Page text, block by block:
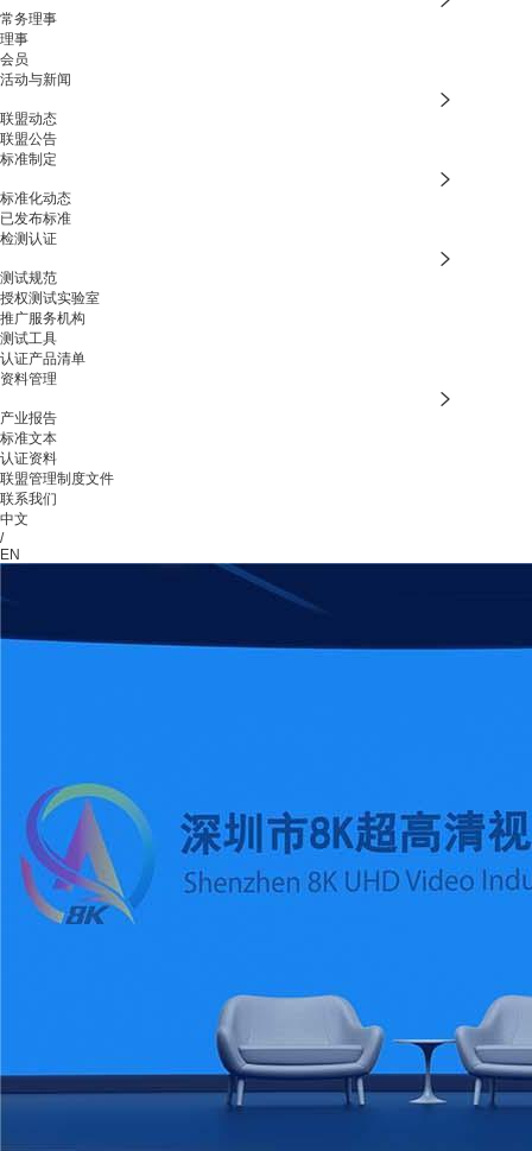
常务理事
理事
会员
活动与新闻
联盟动态
联盟公告
标准制定
标准化动态
已发布标准
检测认证
测试规范
授权测试实验室
推广服务机构
测试工具
认证产品清单
资料管理
产业报告
标准文本
认证资料
联盟管理制度文件
联系我们
中文
/
EN